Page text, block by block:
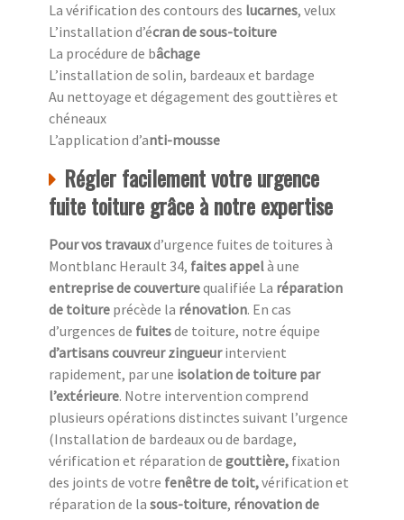
La vérification des contours des lucarnes, velux
L’installation d’écran de sous-toiture
La procédure de bâchage
L’installation de solin, bardeaux et bardage
Au nettoyage et dégagement des gouttières et
chéneaux
L’application d’anti-mousse
Régler facilement votre urgence
fuite toiture grâce à notre expertise
Pour vos travauxd’urgence fuites de toitures à
Montblanc Herault 34, faites appelà une
entreprise de couverturequalifiée La réparation
de toiture précède la rénovation. En cas
d’urgences de fuitesde toiture, notre équipe
d’artisans couvreur zingueurintervient
rapidement, par une isolation de toiture par
l’extérieure. Notre intervention comprend
plusieurs opérations distinctes suivant l’urgence
(Installation de bardeaux ou de bardage,
vérification et réparation de gouttière, fixation
des joints de votre fenêtre de toit,vérification et
réparation de la sous-toiture, rénovation de